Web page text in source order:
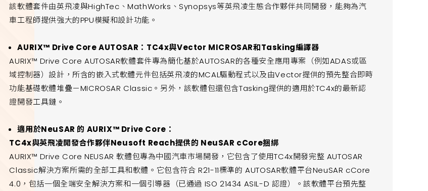
該軟體套件由英飛凌與HighTec、MathWorks、Synopsys等英飛凌生態合作夥伴共同開發，能夠為汽
車工程師提供強大的PPU模擬和設計功能。
AURIX™ Drive Core AUTOSAR：TC4x與Vector MICROSAR和Tasking編譯器
AURIX™ Drive Core AUTOSAR軟體套件專為簡化基於AUTOSAR的各種安全應用專案（例如ADAS或區
域控制器）設計，所含的嵌入式軟體元件包括英飛凌的MCAL驅動程式以及由Vector提供的預先整合即時
功能基礎軟體堆疊－MICROSAR Classic。另外，該軟體包還包含Tasking提供的適用於TC4x的最新認
證開發工具鏈。
適用於NeuSAR 的 AURIX™ Drive Core：
TC4x與英飛凌開發合作夥伴Neusoft Reach提供的 NeuSAR cCore捆綁
AURIX™ Drive Core NEUSAR 軟體包專為中國汽車市場開發，它包含了使用TC4x開發完整 AUTOSAR
Classic解決方案所需的全部工具和軟體。它包含符合 R21-11標準的 AUTOSAR軟體平台NeuSAR cCore
4.0，包括一個全端安全解決方案和一個引導器（已通過 ISO 21434 ASIL-D 認證）。該軟體平台預先整